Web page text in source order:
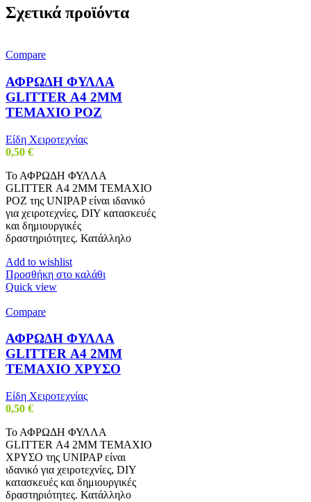
Σχετικά προϊόντα
Compare
ΑΦΡΩΔΗ ΦΥΛΛΑ
GLITTER Α4 2MM
ΤΕΜΑΧΙΟ ΡΟΖ
Είδη Χειροτεχνίας
0,50 €
Το ΑΦΡΩΔΗ ΦΥΛΛΑ
GLITTER Α4 2MM ΤΕΜΑΧΙΟ
ΡΟΖ της UNIPAP είναι ιδανικό
για χειροτεχνίες, DIY κατασκευές
και δημιουργικές
δραστηριότητες. Κατάλληλο
Add to wishlist
Προσθήκη στο καλάθι
Quick view
Compare
ΑΦΡΩΔΗ ΦΥΛΛΑ
GLITTER Α4 2MM
ΤΕΜΑΧΙΟ ΧΡΥΣΟ
Είδη Χειροτεχνίας
0,50 €
Το ΑΦΡΩΔΗ ΦΥΛΛΑ
GLITTER Α4 2MM ΤΕΜΑΧΙΟ
ΧΡΥΣΟ της UNIPAP είναι
ιδανικό για χειροτεχνίες, DIY
κατασκευές και δημιουργικές
δραστηριότητες. Κατάλληλο